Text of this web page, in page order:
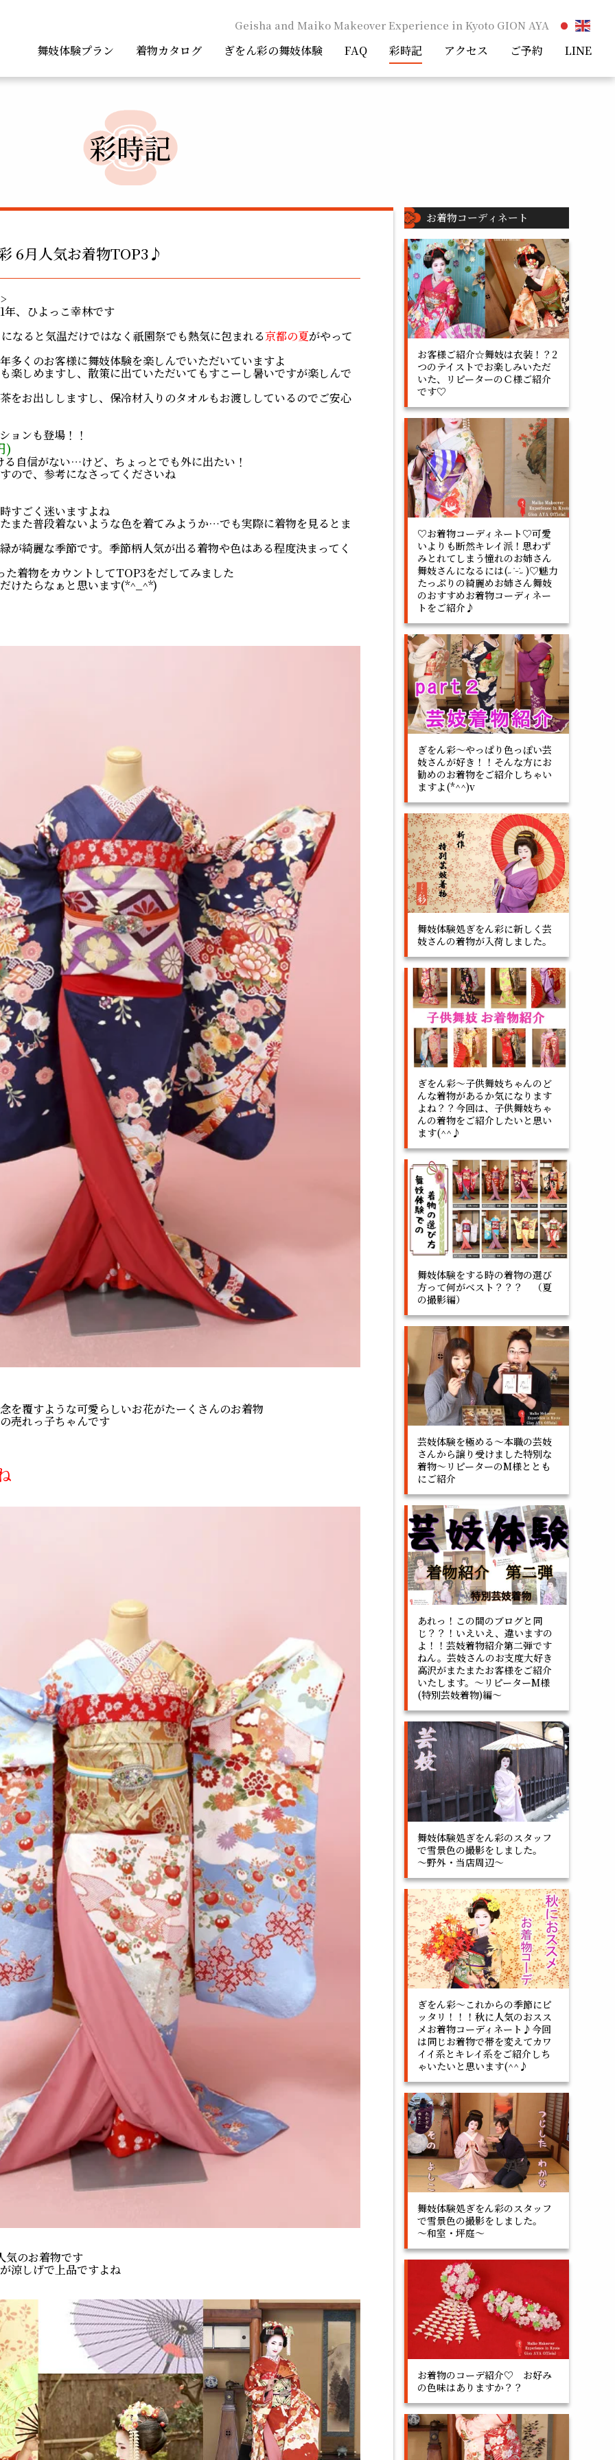
Geisha and Maiko Makeover Experience in Kyoto GION AYA
舞妓体験プラン 着物カタログ ぎをん彩の舞妓体験 FAQ 彩時記 アクセス ご予約 LINE
彩時記
6月人気お着物TOP3♪
年、ひよっこ幸林です
なると気温だけではなく祇園祭でも熱気に包まれる京都の夏がやって
多くのお客様に舞妓体験を楽しんでいただいていますよ
楽しめますし、散策に出ていただいてもすこーし暑いですが楽しんで
をお出ししますし、保冷材入りのタオルもお渡ししているのでご安心
ョンも登場！！
)
る自信がない…けど、ちょっとでも外に出たい！
ので、参考になさってくださいね
すごく迷いますよね
また普段着ないような色を着てみようか…でも実際に着物を見るとま
が綺麗な季節です。季節柄人気が出る着物や色はある程度決まってく
た着物をカウントしてTOP3をだしてみました
けたらなぁと思います(*^_^*)
を覆すような可愛らしいお花がたーくさんのお着物
売れっ子ちゃんです
気のお着物です
涼しげで上品ですよね
お着物コーディネート
お客様ご紹介☆舞妓は衣装！？2
つのテイストでお楽しみいただ
いた、リピーターのＣ様ご紹介
です♡
♡お着物コーディネート♡可愛
いよりも断然キレイ派！思わず
みとれてしまう憧れのお姉さん
舞妓さんになるには(˶ ̇ ̵ ̇˶ )♡魅力
たっぷりの綺麗めお姉さん舞妓
のおすすめお着物コーディネー
トをご紹介♪
ぎをん彩～やっぱり色っぽい芸
妓さんが好き！！そんな方にお
勧めのお着物をご紹介しちゃい
ますよ(*^^)v
舞妓体験処ぎをん彩に新しく芸
妓さんの着物が入荷しました。
ぎをん彩～子供舞妓ちゃんのど
んな着物があるか気になります
よね？？今回は、子供舞妓ちゃ
んの着物をご紹介したいと思い
ます(^^♪
舞妓体験をする時の着物の選び
方って何がベスト？？？ （夏
の撮影編）
芸妓体験を極める～本職の芸妓
さんから譲り受けました特別な
着物～リピーターのM様ととも
にご紹介
あれっ！この間のブログと同
じ？？！いえいえ、違いますの
よ！！芸妓着物紹介第二弾です
ねん。芸妓さんのお支度大好き
高沢がまたまたお客様をご紹介
いたします。～リピーターM様
(特別芸妓着物)編～
舞妓体験処ぎをん彩のスタッフ
で雪景色の撮影をしました。
～野外・当店周辺～
ぎをん彩～これからの季節にピ
ッタリ！！！秋に人気のおスス
メお着物コーディネート♪今回
は同じお着物で帯を変えてカワ
イイ系とキレイ系をご紹介しち
ゃいたいと思います(^^♪
舞妓体験処ぎをん彩のスタッフ
で雪景色の撮影をしました。
～和室・坪庭～
お着物のコーデ紹介♡ お好み
の色味はありますか？？